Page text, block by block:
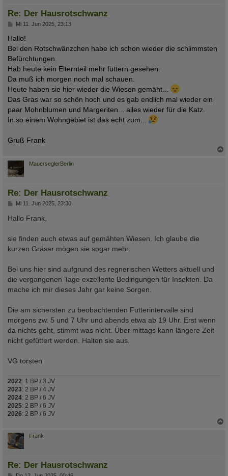
Re: Der Hausrotschwanz
B
i
r
a
g
Mi 11. Jun 2025, 23:13
Hallo!
Bei den Rotschwänzchen habe ich schon wieder die schlimmsten
Befürchtungen.
Hab heute kein Elternteil mehr füttern gesehen.
Da muß ich morgen noch mal schauen.
Heute haben sie hier wieder die Wiesen gemäht...
Das Gras war so schön hoch und es gab endlich mal wieder ein
paar Mohnblumen und Margeriten... alles wieder für die Katz.
In so einem Wohngebiet ist das echt zum... ​
Gruß Frank
MauerseglerBerlin
Re: Der Hausrotschwanz
B
i
t
g
Mi 11. Jun 2025, 23:30
Hallo Frank,
sie finden auch etwas auf gemähten Wiesen. Ich glaube die
kurzen Gräser mögen sie sogar mehr.
Bei uns hier sind aufgrund des regnerischen Wetters aktuell und
die vergangenen Tage exzellente Bedingungen für Insekten. Da
mache ich mir dieses Jahr gar keine Sorgen.
Die am sichersten zu beobachtenden Futterintervalle sind
morgens zw. 5 und 7 Uhr und abends etwa ab 19 Uhr. Erst wenn
da nichts geht, stimmt was nicht. Über mittags kann längere Zeit
nicht gefüttert werden. Halten sie aus.
VG torsten
2022: 1 BP / 3 JV
2023: 2 BP / 4 JV
2024: 2 BP / 6 JV
2025: 2 BP / 6 JV
2026: 2 BP / 6 JV
Frank
Re: Der Hausrotschwanz